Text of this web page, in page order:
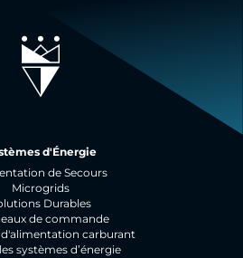
d'Énergie
de Secours
Microgrids
Durables
de commande
d'alimentation carburant
systèmes d’énergie